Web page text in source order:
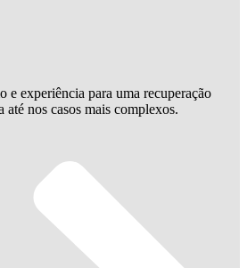
e experiência para uma recuperação
até nos casos mais complexos.